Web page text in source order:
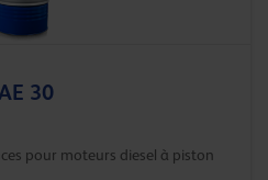
30
pour moteurs diesel à piston